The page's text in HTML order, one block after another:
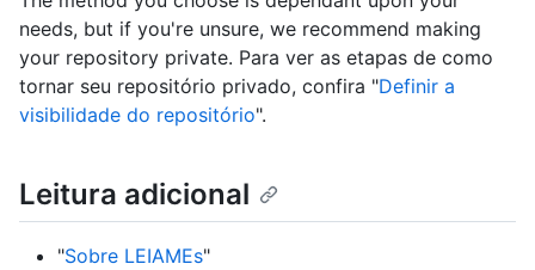
needs, but if you're unsure, we recommend making
your repository private. Para ver as etapas de como
tornar seu repositório privado, confira "Definir a
visibilidade do repositório".
Leitura adicional
"Sobre LEIAMEs"